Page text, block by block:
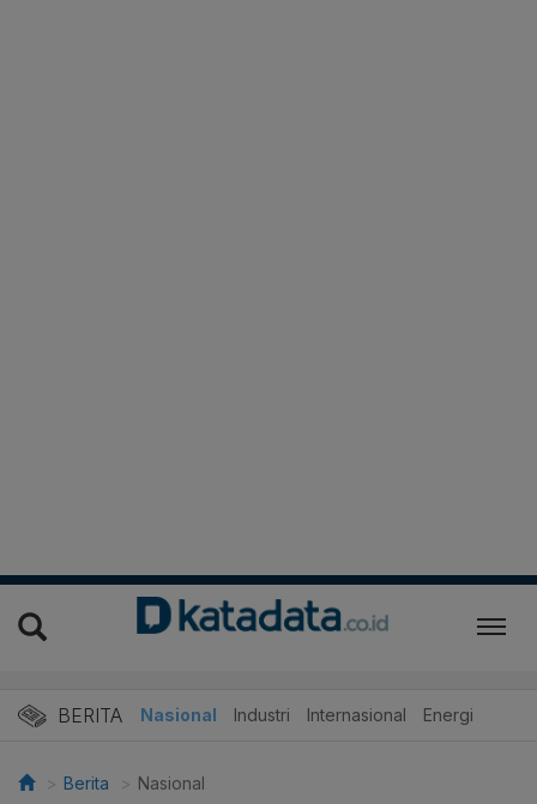
BERITA Nasional Industri Internasional Energi
Berita Nasional